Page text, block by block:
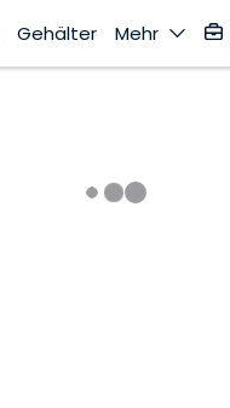
Gehälter Mehr